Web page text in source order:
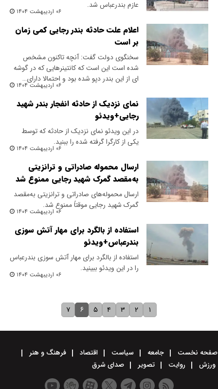
عازم بندرعباس شد.
۰۶ اردیبهشت ۱۴۰۴
اعلام علت حادثه بندر رجایی کمی زمان
بر است
سخنگوی دولت گفت: آنچه تاکنون مشخص
شده است این است که کانتینرهایی که در گوشه
ای از این بندر دپو شده بود و احتمالا دارای…
۰۶ اردیبهشت ۱۴۰۴
نمای نزدیک از حادثه انفجار بندر شهید
رجایی+ویدئو
در این ویدئو نمای نزدیک از حادثه که توسط
یکی از کارگرا گرفته شده را ببنید.
۰۶ اردیبهشت ۱۴۰۴
ارسال محموله صادراتی و ترانزیتی
به‌مقصد گمرک شهید رجایی ممنوع شد
ارسال محموله‌های صادراتی و ترانزیتی به‌مقصد
گمرک شهید رجایی موقتاً ممنوع شد.
۰۶ اردیبهشت ۱۴۰۴
استفاده از بالگرد برای مهار آتش سوزی
بندرعباس+ویدئو
استفاده از بالگرد برای مهار آتش سوزی بندرعباس
را در این ویدئو ببینید.
۰۶ اردیبهشت ۱۴۰۴
۱ ۲ ۳ ۴ ۵ ۶ ۷
صفحه نخست جامعه سیاست اقتصاد
فرهنگ و هنر
ورزش
روایت تصویر صدای شرق